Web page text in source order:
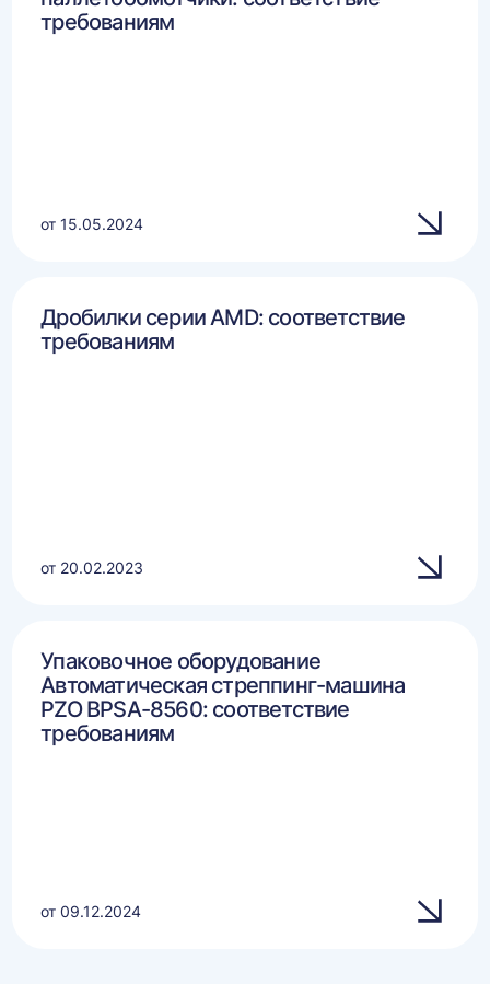
требованиям
от 15.05.2024
Дробилки серии AMD: соответствие
требованиям
от 20.02.2023
Упаковочное оборудование
Автоматическая стреппинг-машина
PZO BPSA-8560: соответствие
требованиям
от 09.12.2024